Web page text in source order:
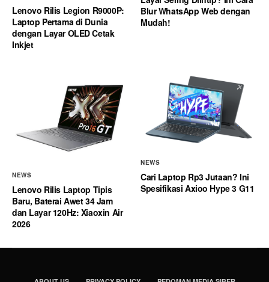
Lenovo Rilis Legion R9000P:
Laptop Pertama di Dunia
dengan Layar OLED Cetak
Inkjet
Blur WhatsApp Web dengan
Mudah!
NEWS
Lenovo Rilis Laptop Tipis
Baru, Baterai Awet 34 Jam
dan Layar 120Hz: Xiaoxin Air
2026
NEWS
Cari Laptop Rp3 Jutaan? Ini
Spesifikasi Axioo Hype 3 G11